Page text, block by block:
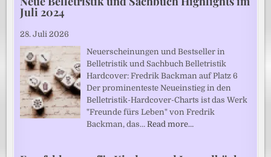
Juli 2024
28. Juli 2026
Neuerscheinungen und Bestseller in
Belletristik und Sachbuch Belletristik
Hardcover: Fredrik Backman auf Platz 6
Der prominenteste Neueinstieg in den
Belletristik-Hardcover-Charts ist das Werk
"Freunde fürs Leben" von Fredrik
Backman, das…Read more…